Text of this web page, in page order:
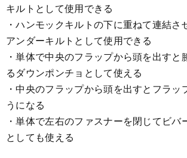
キルトとして使用できる
・ハンモックキルトの下に重ねて連結さ
アンダーキルトとして使用できる
・単体で中央のフラップから頭を出すと
るダウンポンチョとして使える
・中央のフラップから頭を出すとフラッ
うになる
・単体で左右のファスナーを閉じてビバ
としても使える